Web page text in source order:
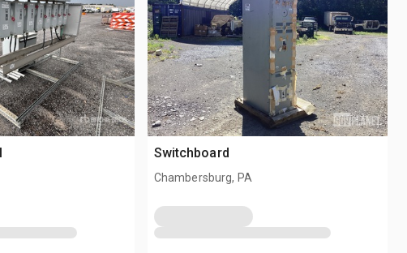
Switchboard
Chambersburg, PA